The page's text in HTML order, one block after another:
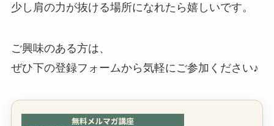
少し肩の力が抜ける場所になれたら嬉しいです。
ご興味のある方は、
ぜひ下の登録フォームから気軽にご参加ください♪